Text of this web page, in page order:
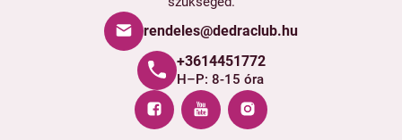
rendeles@dedraclub.hu
+3614451772
H–P: 8-15 óra